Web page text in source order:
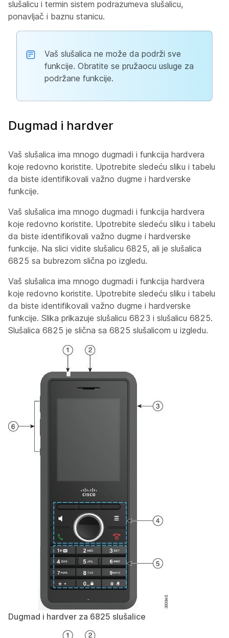
slušalicu i termin sistem podrazumeva slušalicu,
ponavljač i baznu stanicu.
Vaš slušalica ne može da podrži sve
funkcije. Obratite se pružaocu usluge za
podržane funkcije.
Dugmad i hardver
Vaš slušalica ima mnogo dugmadi i funkcija hardvera
koje redovno koristite. Upotrebite sledeću sliku i tabelu
da biste identifikovali važno dugme i hardverske
funkcije.
Vaš slušalica ima mnogo dugmadi i funkcija hardvera
koje redovno koristite. Upotrebite sledeću sliku i tabelu
da biste identifikovali važno dugme i hardverske
funkcije. Na slici vidite slušalicu 6825, ali je slušalica
6825 sa bubrezom slična po izgledu.
Vaš slušalica ima mnogo dugmadi i funkcija hardvera
koje redovno koristite. Upotrebite sledeću sliku i tabelu
da biste identifikovali važno dugme i hardverske
funkcije. Slika prikazuje slušalicu 6823 i slušalicu 6825.
Slušalica 6825 je slična sa 6825 slušalicom u izgledu.
Dugmad i hardver za 6825 slušalice